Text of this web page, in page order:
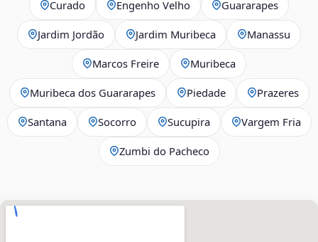
Curado Engenho Velho Guararapes
Jardim Jordão Jardim Muribeca Manassu
Marcos Freire Muribeca
Muribeca dos Guararapes Piedade Prazeres
Santana Socorro Sucupira Vargem Fria
Zumbi do Pacheco